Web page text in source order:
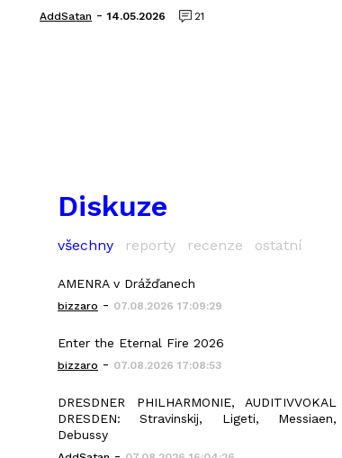
AddSatan - 14.05.2026 21
Diskuze
všechny reporty recenze ostatní
AMENRA v Drážďanech
bizzaro - 07.08.2026 17:09:29
Enter the Eternal Fire 2026
bizzaro - 07.08.2026 17:08:53
DRESDNER PHILHARMONIE, AUDITIVVOKAL
DRESDEN: Stravinskij, Ligeti, Messiaen,
Debussy